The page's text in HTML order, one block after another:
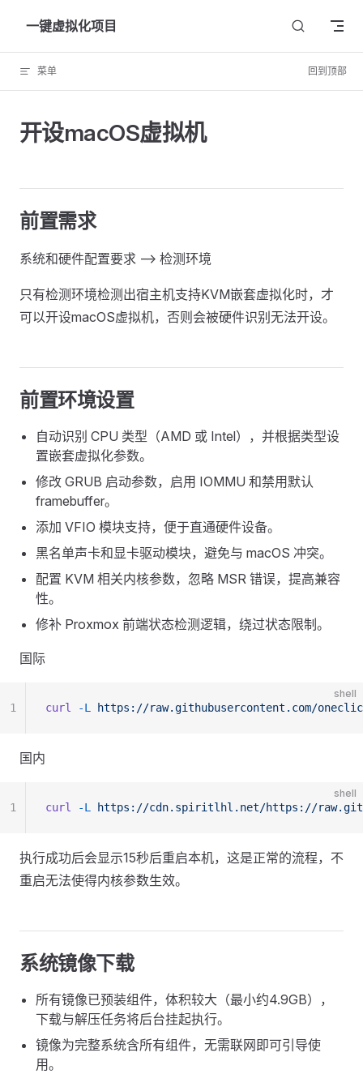
Skip to content
一键虚拟化项目
菜单 回到顶部
开设macOS虚拟机
前置需求
系统和硬件配置要求 --> 检测环境
只有检测环境检测出宿主机支持KVM嵌套虚拟化时，才
可以开设macOS虚拟机，否则会被硬件识别无法开设。
前置环境设置
自动识别 CPU 类型（AMD 或 Intel），并根据类型设
置嵌套虚拟化参数。
修改 GRUB 启动参数，启用 IOMMU 和禁用默认
framebuffer。
添加 VFIO 模块支持，便于直通硬件设备。
黑名单声卡和显卡驱动模块，避免与 macOS 冲突。
配置 KVM 相关内核参数，忽略 MSR 错误，提高兼容
性。
修补 Proxmox 前端状态检测逻辑，绕过状态限制。
国际
shell
curl -L https://raw.githubusercontent.com/
1
国内
shell
curl -L https://cdn.spiritlhl.net/https://
1
执行成功后会显示15秒后重启本机，这是正常的流程，不
重启无法使得内核参数生效。
系统镜像下载
所有镜像已预装组件，体积较大（最小约4.9GB），
下载与解压任务将后台挂起执行。
镜像为完整系统含所有组件，无需联网即可引导使
用。